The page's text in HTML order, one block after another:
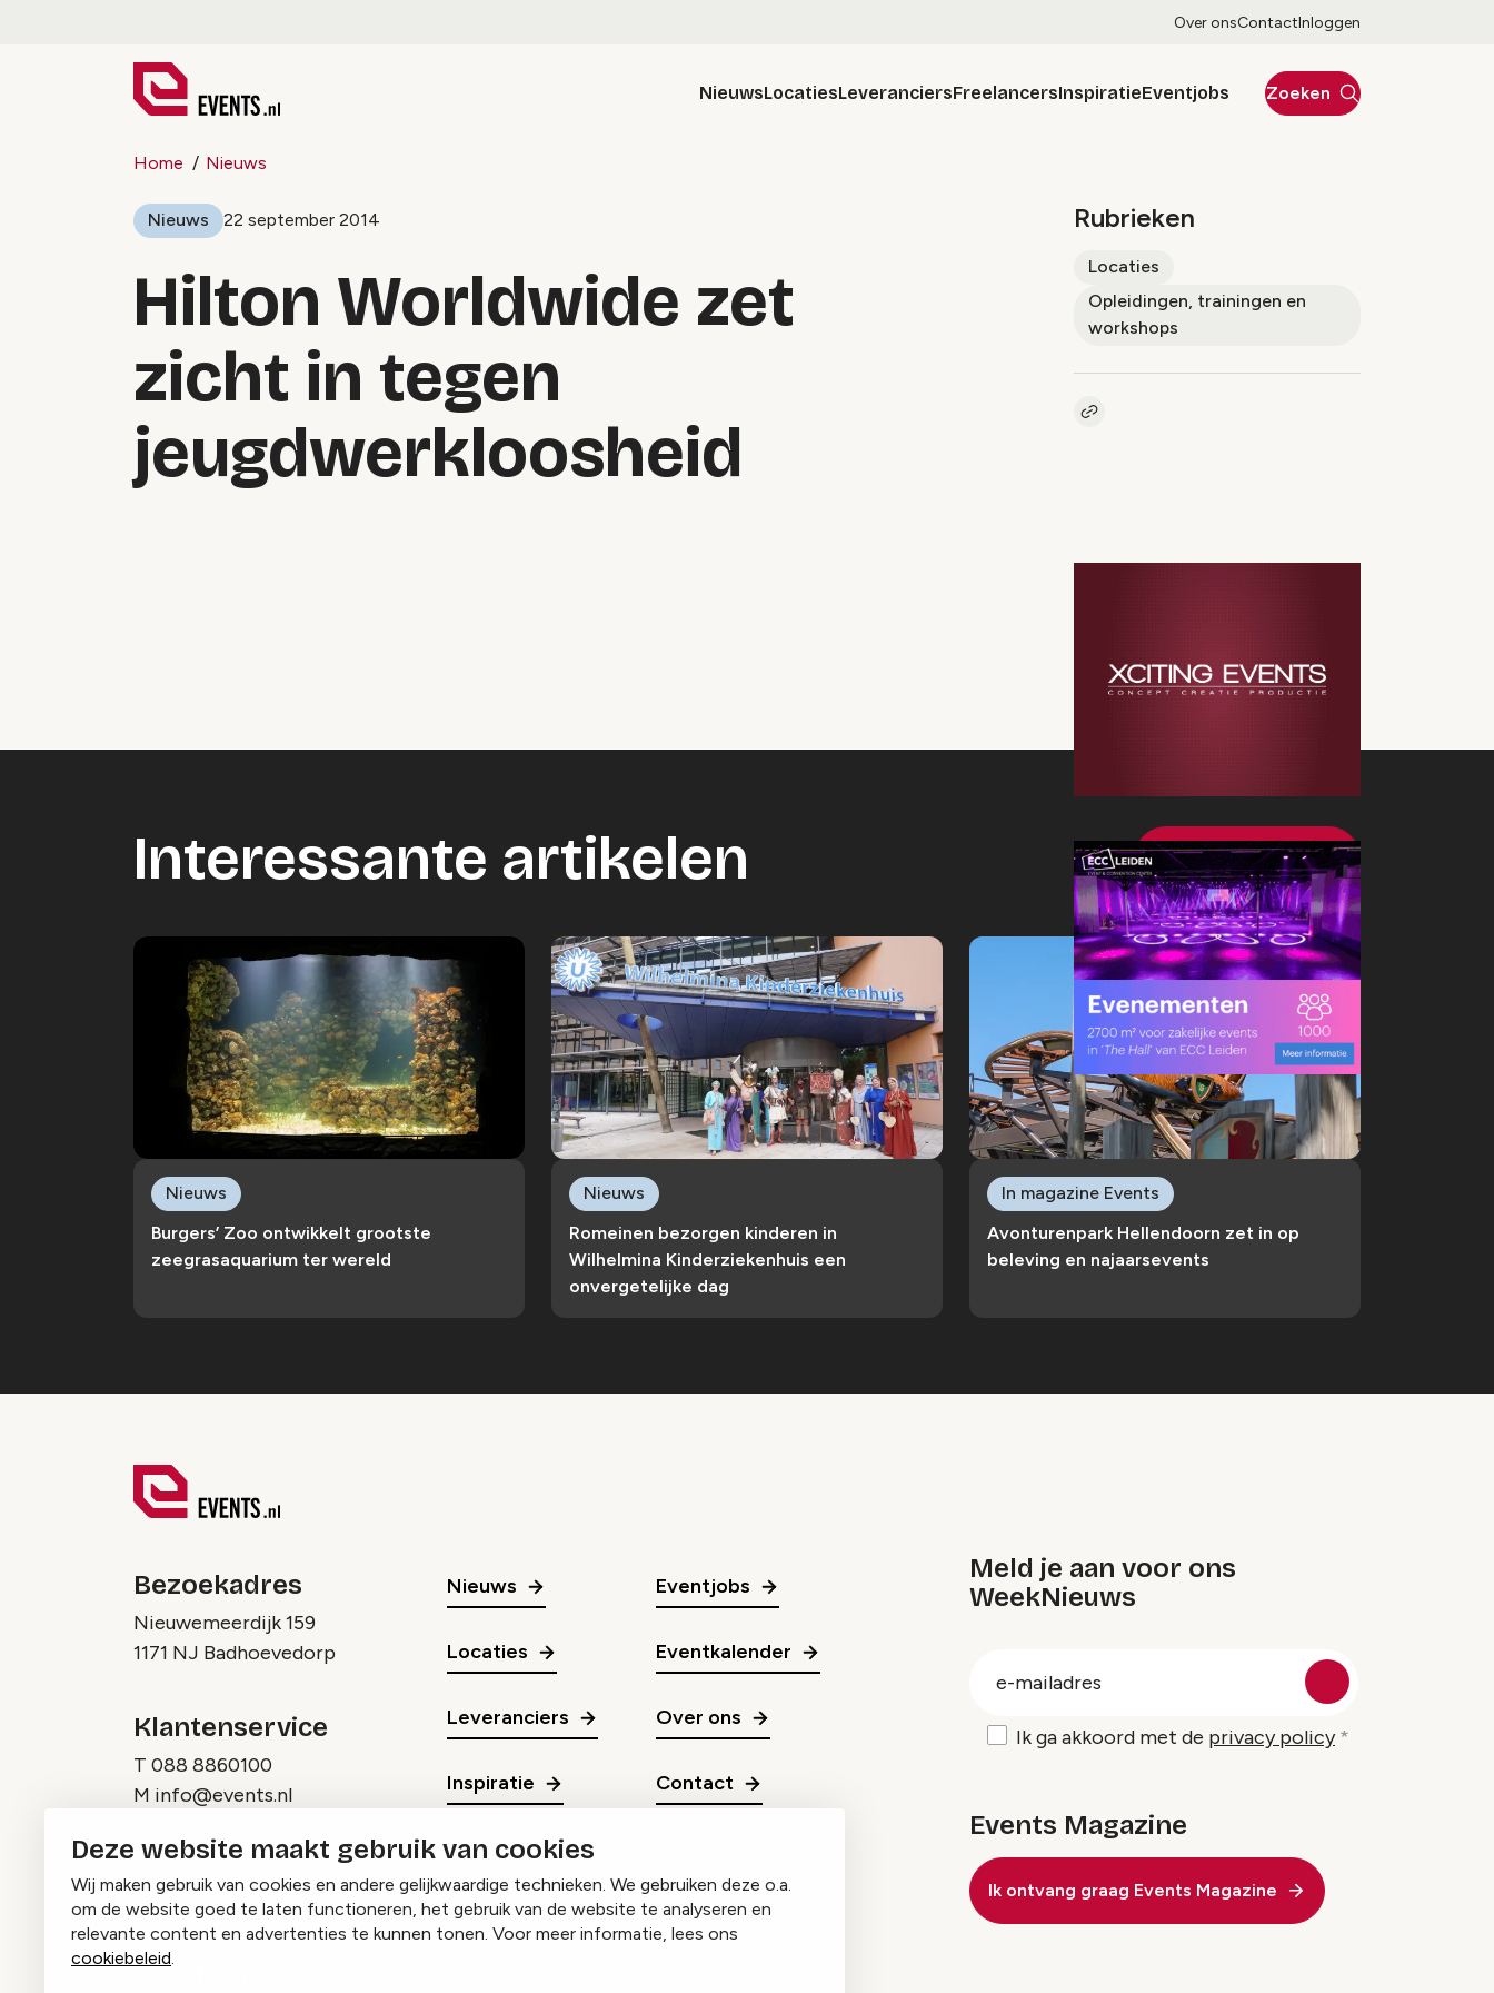
Deze website maakt gebruik van cookies
Wij maken gebruik van cookies en andere gelijkwaardige technieken. We gebruiken deze o.a.
om de website goed te laten functioneren, het gebruik van de website te analyseren en
relevante content en advertenties te kunnen tonen. Voor meer informatie, lees ons
cookiebeleid.
Over onsContactInloggen
NieuwsLocatiesLeveranciersFreelancersInspiratieEventjobs Zoeken
Home Nieuws
Nieuws 22 september 2014
Hilton Worldwide zet
zicht in tegen
jeugdwerkloosheid
Rubrieken
Locaties
Opleidingen, trainingen en
workshops
Kopieer link naar artikel
Interessante artikelen Bekijk meer nieuws
Burgers’ Zoo ontwikkelt grootste
zeegrasaquarium ter wereld
Nieuws
Romeinen bezorgen kinderen in
Wilhelmina Kinderziekenhuis een
onvergetelijke dag
Nieuws
Avonturenpark Hellendoorn zet in op
beleving en najaarsevents
In magazine Events
Bezoekadres
Nieuwemeerdijk 159
1171 NJ Badhoevedorp
Klantenservice
T 088 8860100
M info@events.nl
Nieuws
Locaties
Leveranciers
Inspiratie
Eventjobs
Eventkalender
Over ons
Contact
Meld je aan voor ons
WeekNieuws
Ik ga akkoord met de privacy policy
Events Magazine
Ik ontvang graag Events Magazine